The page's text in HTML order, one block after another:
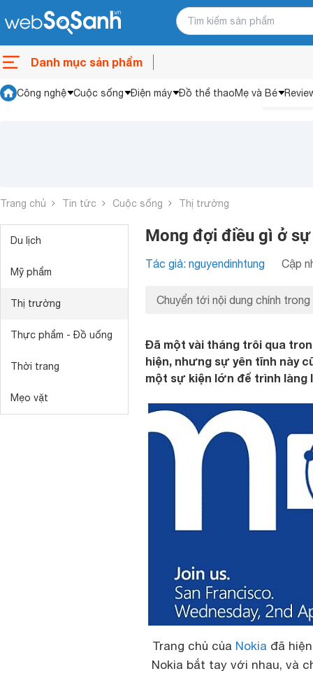
Danh mục sản phẩm
Công nghệ Cuộc sống Điện máy Đồ thể thaoMẹ và Bé
Trang chủ Tin tức Cuộc sống Thị trường
Du lịch
Mỹ phẩm
Thị trường
Thực phẩm - Đồ uống
Thời trang
Mẹo vặt
Mong đợi điều gì ở
Tác giả: nguyendinhtung Cập
Chuyển tới nội dung chính trong
Đã một vài tháng trôi qua
hiện, nhưng sự yên tĩnh này
một sự kiện lớn để trình làng
Trang chủ của Nokiađã hiện
Nokia bắt tay với nhau, và